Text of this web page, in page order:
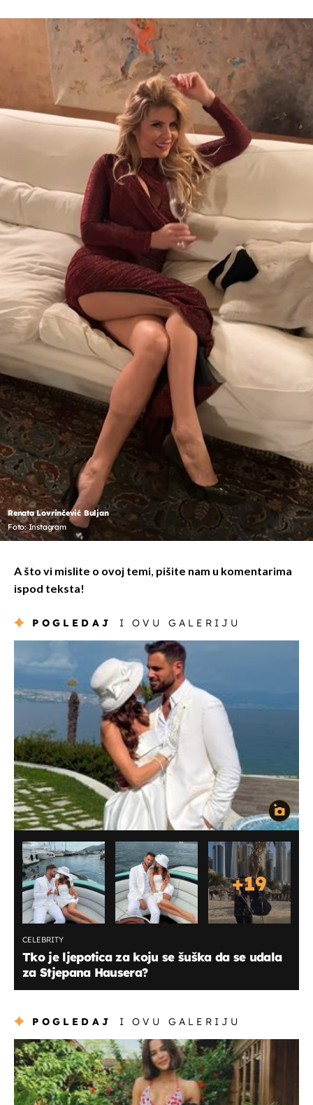
Renata Lovrinčević Buljan
Foto: Instagram
A što vi mislite o ovoj temi, pišite nam u komentarima
ispod teksta!
POGLEDAJ I OVU GALERIJU
+19
CELEBRITY
Tko je ljepotica za koju se šuška da se udala
za Stjepana Hausera?
POGLEDAJ I OVU GALERIJU